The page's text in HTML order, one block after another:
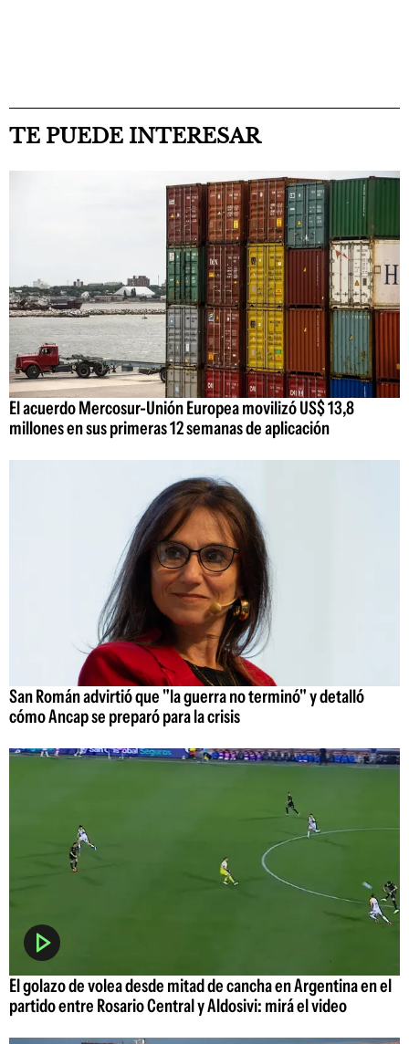
TE PUEDE INTERESAR
El acuerdo Mercosur-Unión Europea movilizó US$ 13,8
millones en sus primeras 12 semanas de aplicación
San Román advirtió que "la guerra no terminó" y detalló
cómo Ancap se preparó para la crisis
El golazo de volea desde mitad de cancha en Argentina en el
partido entre Rosario Central y Aldosivi: mirá el video